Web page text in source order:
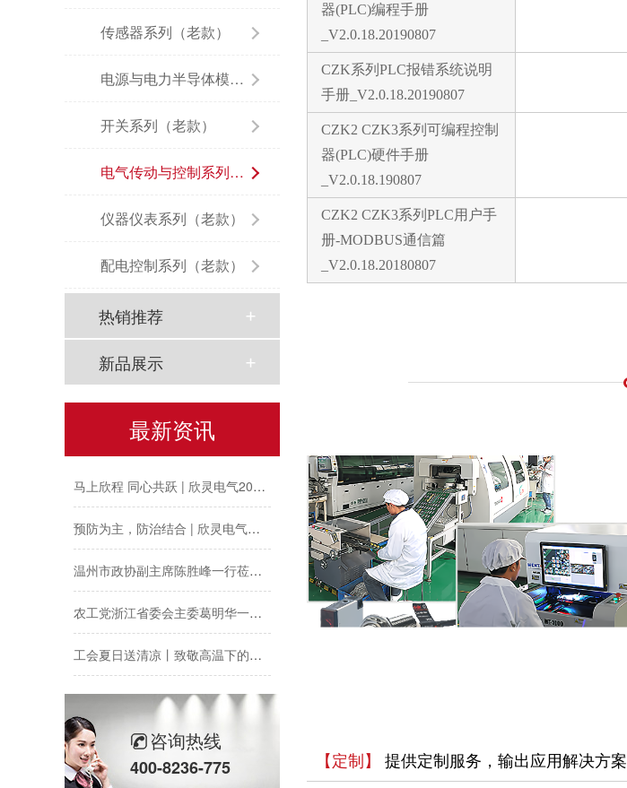
器(PLC)编程手册
_V2.0.18.20190807
CZK系列PLC报错系统说明
手册_V2.0.18.20190807
CZK2 CZK3系列可编程控制
器(PLC)硬件手册
_V2.0.18.190807
CZK2 CZK3系列PLC用户手
册-MODBUS通信篇
_V2.0.18.20180807
【定制】 提供定制服务，输出应用解决方案
传感器系列（老款）
电源与电力半导体模块（老款）
开关系列（老款）
电气传动与控制系列（老款）
仪器仪表系列（老款）
配电控制系列（老款）
热销推荐
新品展示
最新资讯
以母爱为名丨执扇寻夏 共赴一场美好花事
欣灵“粽”头戏丨乐享『端午游园会』
咨询热线
400-8236-775